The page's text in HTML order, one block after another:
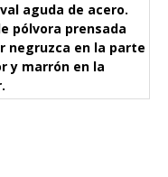
aguda de acero.
pólvora prensada
negruzca en la parte
y marrón en la